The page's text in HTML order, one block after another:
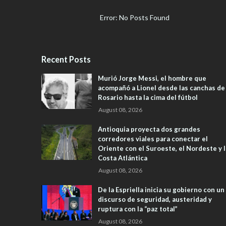
Error: No Posts Found
Recent Posts
Murió Jorge Messi, el hombre que
acompañó a Lionel desde las canchas de
Rosario hasta la cima del fútbol
August 08, 2026
Antioquia proyecta dos grandes
corredores viales para conectar el
Oriente con el Suroeste, el Nordeste y
Costa Atlántica
August 08, 2026
De la Espriella inicia su gobierno con un
discurso de seguridad, austeridad y
ruptura con la “paz total”
August 08, 2026